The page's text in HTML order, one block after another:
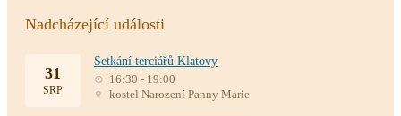
Nadcházející události
31
SRP
Setkání terciářů Klatovy
16:30 - 19:00
kostel Narození Panny Marie